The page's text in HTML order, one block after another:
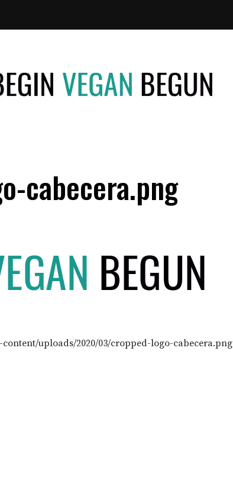
cabecera.png
uploads/2020/03/cropped-logo-cabecera.png